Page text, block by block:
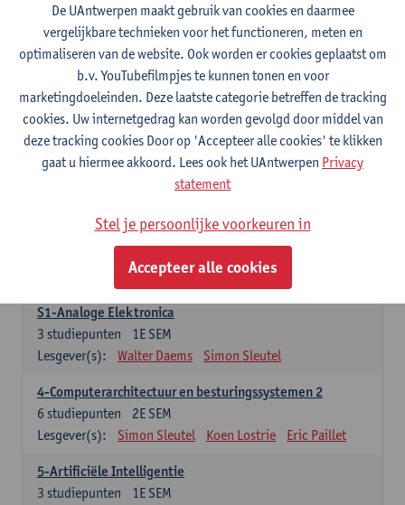
Lesgever(s):
Maarten Weyn
Rafael Berkvens
Rreze Halili
6-Digital Signal Processing
2E SEM
3studiepunten
Lesgever(s):
Walter Daems
Specifiek deel A - PBa Toegepaste Informatica
1-Basis digitale elektronica 1
studiepunten
Koen Lostrie
S1-Analoge Elektronica
1E SEM
3 studiepunten
Lesgever(s):
Walter Daems Simon Sleutel
4-Computerarchitectuur en besturingssystemen 2
2E SEM
6 studiepunten
Lesgever(s):
Simon Sleutel Koen Lostrie Eric Paillet
5-Artificiële Intelligentie
1E SEM
3 studiepunten
De UAntwerpen maakt gebruik van cookies en daarmee
vergelijkbare technieken voor het functioneren, meten en
optimaliseren van de website. Ook worden er cookies geplaatst om
b.v. YouTubefilmpjes te kunnen tonen en voor
marketingdoeleinden. Deze laatste categorie betreffen de tracking
cookies. Uw internetgedrag kan worden gevolgd door middel van
deze tracking cookies Door op 'Accepteer alle cookies' te klikken
gaat u hiermee akkoord. Lees ook het UAntwerpen Privacy
statement
Stel je persoonlijke voorkeuren in
Accepteer alle cookies